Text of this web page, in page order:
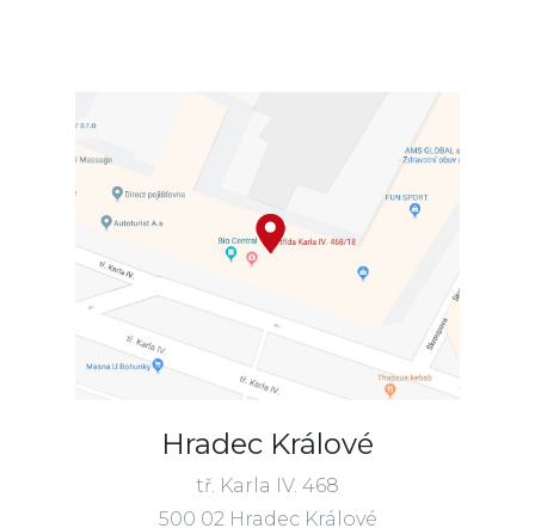
Hradec Králové
tř. Karla IV. 468
500 02 Hradec Králové